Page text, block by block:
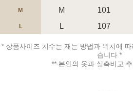
페이코 ID로 페
M M 101
L L 107
* 상품사이즈 치수는 재는 방법과 위치에
습니다 *
** 본인의 옷과 실측비교